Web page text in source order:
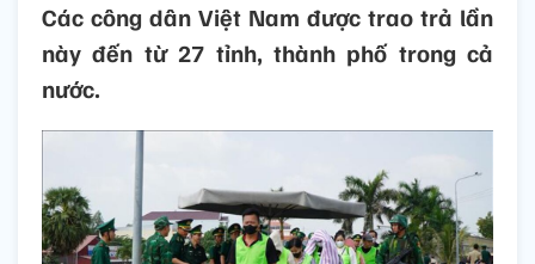
Các công dân Việt Nam được trao trả lần
này đến từ 27 tỉnh, thành phố trong cả
nước.